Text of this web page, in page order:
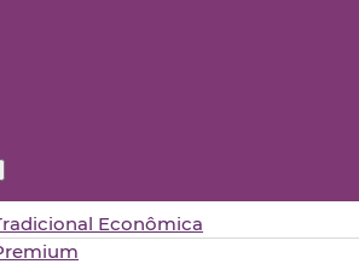
Econômica